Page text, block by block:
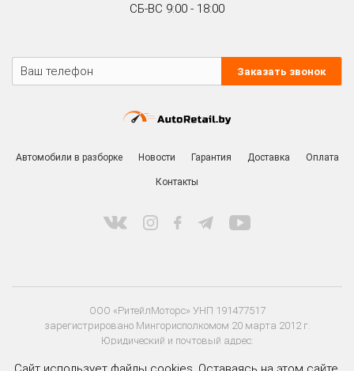
СБ-ВС 9:00 - 18:00
Заказать звонок
Автомобили в разборке Новости Гарантия Доставка Оплата
Контакты
ООО «РитейлМоторс» УНП 191477517
зарегистрировано Мингорисполкомом 20 марта 2012 г.
Юридический и почтовый адрес: